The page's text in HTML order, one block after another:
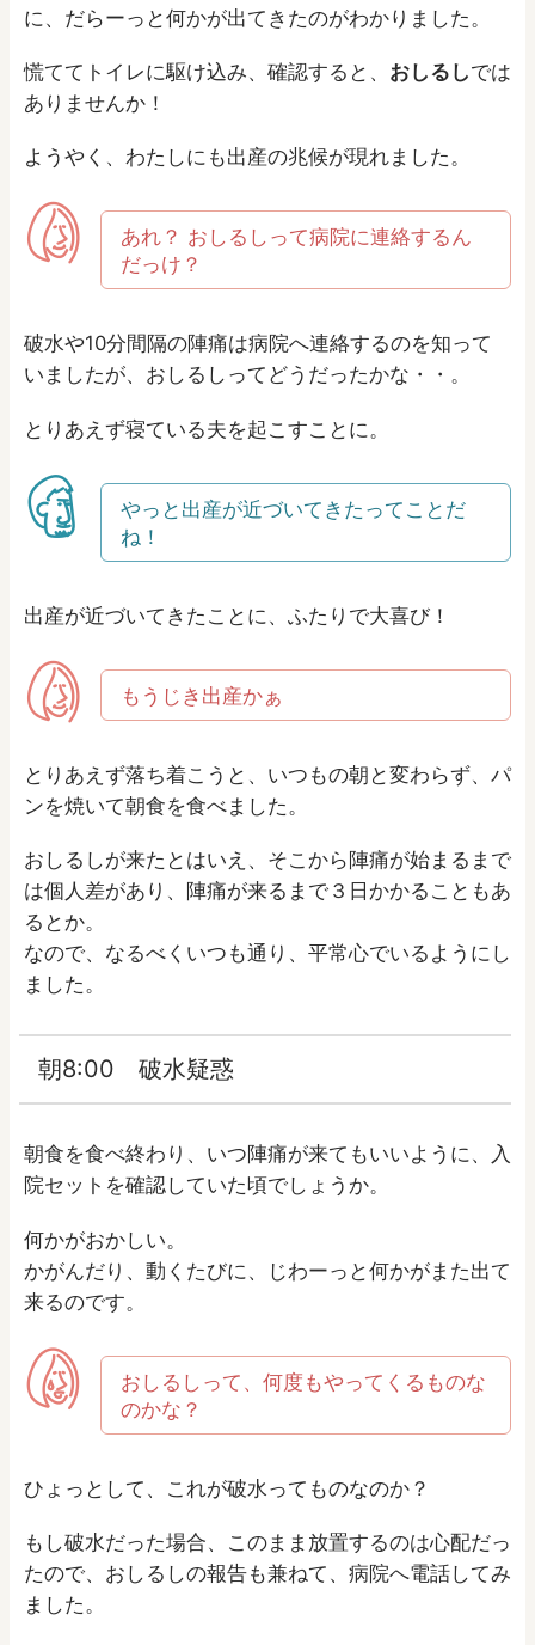
に、だらーっと何かが出てきたのがわかりました。
慌ててトイレに駆け込み、確認すると、 おしるしでは
ありませんか！
ようやく、わたしにも出産の兆候が現れました。
あれ？ おしるしって病院に連絡するん
だっけ？
破水や10分間隔の陣痛は病院へ連絡するのを知って
いましたが、おしるしってどうだったかな・・。
とりあえず寝ている夫を起こすことに。
やっと出産が近づいてきたってことだ
ね！
出産が近づいてきたことに、ふたりで大喜び！
もうじき出産かぁ
とりあえず落ち着こうと、いつもの朝と変わらず、パ
ンを焼いて朝食を食べました。
おしるしが来たとはいえ、そこから陣痛が始まるまで
は個人差があり、陣痛が来るまで３日かかることもあ
るとか。
なので、なるべくいつも通り、平常心でいるようにし
ました。
朝8:00 破水疑惑
朝食を食べ終わり、いつ陣痛が来てもいいように、入
院セットを確認していた頃でしょうか。
何かがおかしい。
かがんだり、動くたびに、じわーっと何かがまた出て
来るのです。
おしるしって、何度もやってくるものな
のかな？
ひょっとして、これが破水ってものなのか？
もし破水だった場合、このまま放置するのは心配だっ
たので、おしるしの報告も兼ねて、病院へ電話してみ
ました。